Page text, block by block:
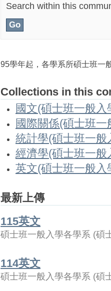
Search within this
95學年起，各學系所碩士班一
Collections in this
國文(碩士班一般入
國際關係(碩士班一
統計學(碩士班一般
經濟學(碩士班一般
英文(碩士班一般入
最新上傳
115英文
碩士班一般入學各學系 (碩
114英文
碩士班一般入學各學系 (碩